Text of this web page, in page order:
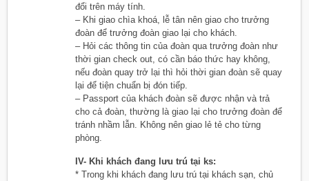
đổi trên máy tính.
– Khi giao chìa khoá, lễ tân nên giao cho trưởng
đoàn để trưởng đoàn giao lại cho khách.
– Hỏi các thông tin của đoàn qua trưởng đoàn như
thời gian check out, có cần báo thức hay không,
nếu đoàn quay trở lại thì hỏi thời gian đoàn sẽ quay
lại để tiện chuẩn bị đón tiếp.
– Passport của khách đoàn sẽ được nhận và trả
cho cả đoàn, thường là giao lại cho trưởng đoàn để
tránh nhầm lẫn. Không nên giao lẻ tẻ cho từng
phòng.
IV- Khi khách đang lưu trú tại ks:
* Trong khi khách đang lưu trú tại khách sạn, chủ